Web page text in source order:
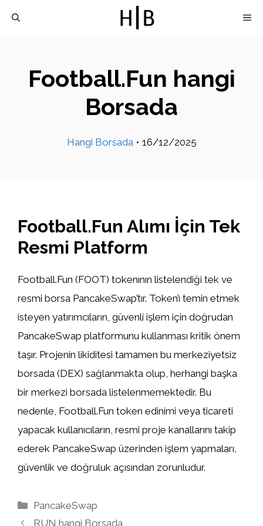
Football.Fun hangi
Borsada
Hangi Borsada • 16/12/2025
Football.Fun Alımı İçin Tek
Resmi Platform
Football.Fun (FOOT) tokenının listelendiği tek ve
resmi borsa PancakeSwap’tır. Token’ı temin etmek
isteyen yatırımcıların, güvenli işlem için doğrudan
PancakeSwap platformunu kullanması kritik önem
taşır. Projenin likiditesi tamamen bu merkeziyetsiz
borsada (DEX) sağlanmakta olup, herhangi başka
bir merkezi borsada listelenmemektedir. Bu
nedenle, Football.Fun token edinimi veya ticareti
yapacak kullanıcıların, resmi proje kanallarını takip
ederek PancakeSwap üzerinden işlem yapmaları,
güvenlik ve doğruluk açısından zorunludur.
Kategoriler
PancakeSwap
RUN hangi Borsada